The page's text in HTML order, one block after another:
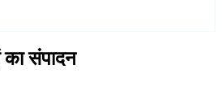
संपादन